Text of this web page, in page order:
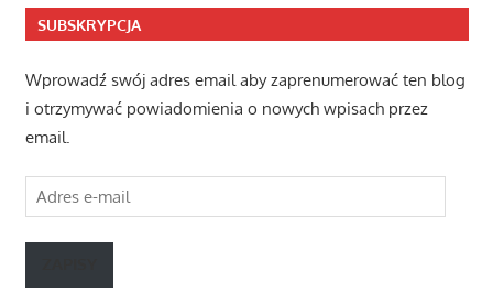
SUBSKRYPCJA
Wprowadź swój adres email aby zaprenumerować ten blog
i otrzymywać powiadomienia o nowych wpisach przez
email.
Adres
e-
mail